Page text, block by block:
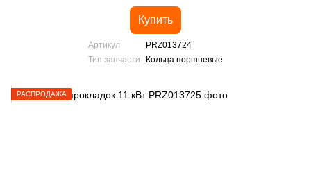
Купить
Артикул
PRZ013724
Тип запчасти
Кольца поршневые
РАСПРОДАЖА